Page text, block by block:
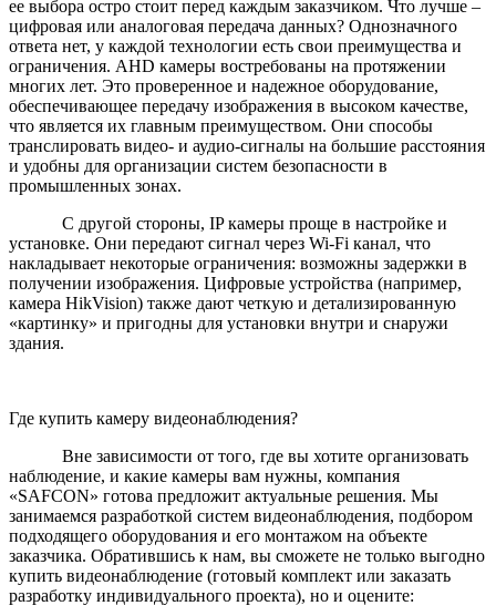
ее выбора остро стоит перед каждым заказчиком. Что лучше –
цифровая или аналоговая передача данных? Однозначного
ответа нет, у каждой технологии есть свои преимущества и
ограничения. AHD камеры востребованы на протяжении
многих лет. Это проверенное и надежное оборудование,
обеспечивающее передачу изображения в высоком качестве,
что является их главным преимуществом. Они способы
транслировать видео- и аудио-сигналы на большие расстояния
и удобны для организации систем безопасности в
промышленных зонах.
С другой стороны, IP камеры проще в настройке и
установке. Они передают сигнал через Wi-Fi канал, что
накладывает некоторые ограничения: возможны задержки в
получении изображения. Цифровые устройства (например,
камера HikVision) также дают четкую и детализированную
«картинку» и пригодны для установки внутри и снаружи
здания.
Где купить камеру видеонаблюдения?
Вне зависимости от того, где вы хотите организовать
наблюдение, и какие камеры вам нужны, компания
«SAFCON» готова предложит актуальные решения. Мы
занимаемся разработкой систем видеонаблюдения, подбором
подходящего оборудования и его монтажом на объекте
заказчика. Обратившись к нам, вы сможете не только выгодно
купить видеонаблюдение (готовый комплект или заказать
разработку индивидуального проекта), но и оцените: